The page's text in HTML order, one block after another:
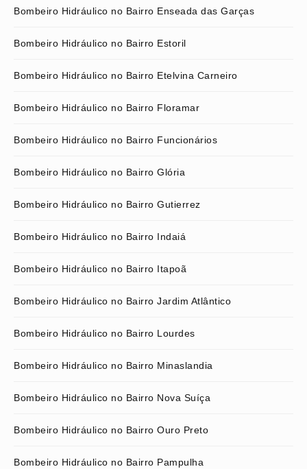
Bombeiro Hidráulico no Bairro Enseada das Garças
Bombeiro Hidráulico no Bairro Estoril
Bombeiro Hidráulico no Bairro Etelvina Carneiro
Bombeiro Hidráulico no Bairro Floramar
Bombeiro Hidráulico no Bairro Funcionários
Bombeiro Hidráulico no Bairro Glória
Bombeiro Hidráulico no Bairro Gutierrez
Bombeiro Hidráulico no Bairro Indaiá
Bombeiro Hidráulico no Bairro Itapoã
Bombeiro Hidráulico no Bairro Jardim Atlântico
Bombeiro Hidráulico no Bairro Lourdes
Bombeiro Hidráulico no Bairro Minaslandia
Bombeiro Hidráulico no Bairro Nova Suíça
Bombeiro Hidráulico no Bairro Ouro Preto
Bombeiro Hidráulico no Bairro Pampulha